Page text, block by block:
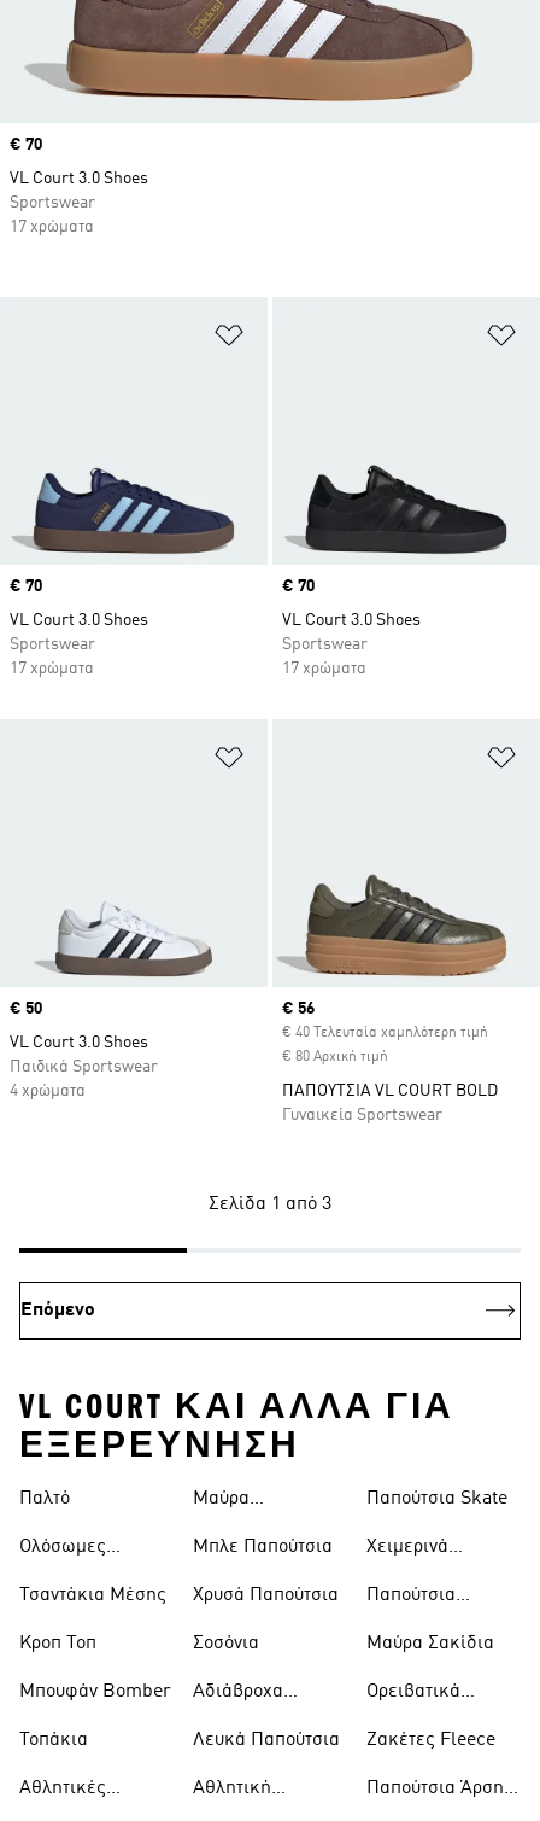
Προσθήκη στη Λίστα Επιθυμιών
Price
€ 70
VL Court 3.0 Shoes
Sportswear
17 χρώματα
Price
€ 70
VL Court 3.0 Shoes
Sportswear
17 χρώματα
Προσθήκη στη Λίστα Επιθυμιών
Price
€ 50
VL Court 3.0 Shoes
Παιδικά Sportswear
4 χρώματα
Current price
€ 56
€ 40 Τελευταία χαμηλότερη τιμή
€ 80 Αρχική τιμή
ΠΑΠΟΥΤΣΙΑ VL COURT BOLD
Γυναικεία Sportswear
Price
€ 70
VL Court 3.0 Shoes
Sportswear
17 χρώματα
Σελίδα 1 από 3
Επόμενο
VL COURT ΚΑΙ ΑΛΛΑ ΓΙΑ
ΕΞΕΡΕΥΝΗΣΗ
Παλτό
Ολόσωμες
Τσαντάκια Μέσης
Κροπ Τοπ
Μπουφάν Bomber
Τοπάκια
Αθλητικές
Μαύρα
Μπλε Παπούτσια
Χρυσά Παπούτσια
Σοσόνια
Αδιάβροχα
Λευκά Παπούτσια
Αθλητική
Παπούτσια Skate
Χειμερινά
Παπούτσια
Μαύρα Σακίδια
Ορειβατικά
Ζακέτες Fleece
Παπούτσια Άρσης